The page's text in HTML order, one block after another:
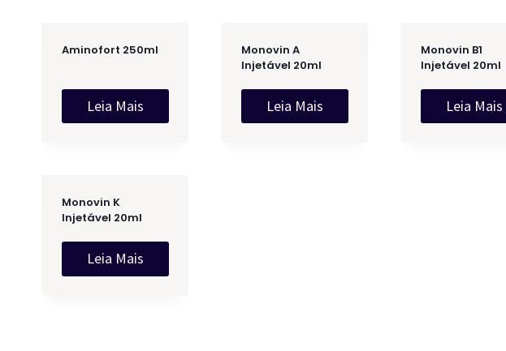
Aminofort 250ml
Leia Mais
Monovin A
Injetável 20ml
Leia Mais
Monovin B1
Injetável 20ml
Leia Mais
Monovin K
Injetável 20ml
Leia Mais